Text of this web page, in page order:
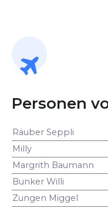
Personen
Räuber Seppli
Milly
Margrith Baumann
Bunker Willi
Zungen Miggel